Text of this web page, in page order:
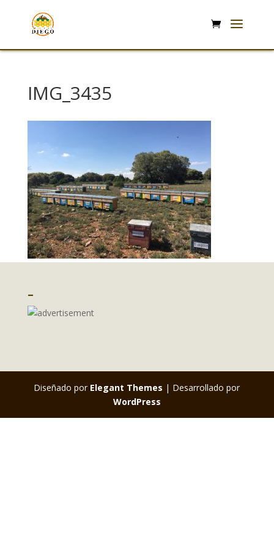
IMG_3435
–
Diseñado por Elegant Themes | Desarrollado por
WordPress